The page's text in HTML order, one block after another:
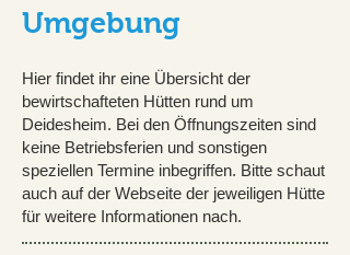
Umgebung
Hier findet ihr eine Übersicht der
bewirtschafteten Hütten rund um
Deidesheim. Bei den Öffnungszeiten sind
keine Betriebsferien und sonstigen
speziellen Termine inbegriffen. Bitte schaut
auch auf der Webseite der jeweiligen Hütte
für weitere Informationen nach.